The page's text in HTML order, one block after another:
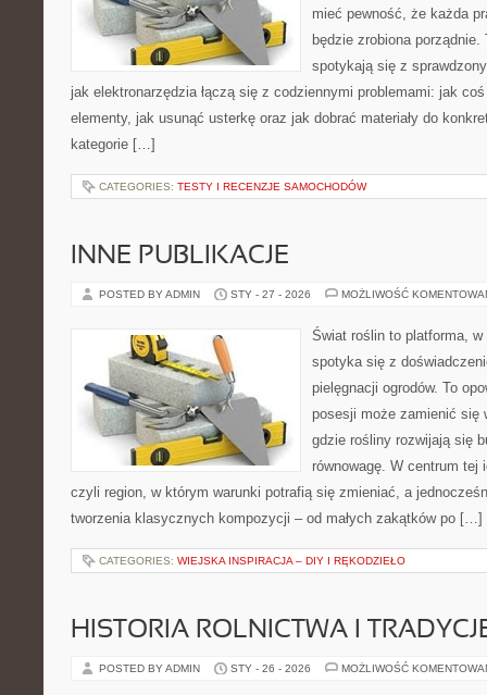
mieć pewność, że każda
będzie zrobiona
spotykają się z
jak elektronarzędzia łączą się z codziennymi problemami: jak
elementy, jak usunąć usterkę oraz jak dobrać materiały do
kategorie […]
CATEGORIES: TESTY I RECENZJE SAMOCHODÓW
INNE PUBLIKACJE
POSTED BY ADMIN STY - 27 - 2026 MOŻLIWOŚĆ
Świat roślin to platforma, w
spotyka się z
pielęgnacji ogrodów. To
posesji może zamienić się
gdzie rośliny rozwijają się
równowagę. W centrum
czyli region, w którym warunki potrafią się zmieniać, a
tworzenia klasycznych kompozycji – od małych zakątków po […]
CATEGORIES: WIEJSKA INSPIRACJA – DIY I RĘKODZIEŁO
HISTORIA ROLNICTWA I
POSTED BY ADMIN STY - 26 - 2026 MOŻLIWOŚĆ